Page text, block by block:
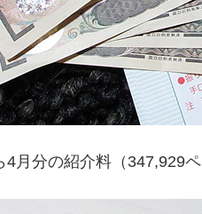
4月分の紹介料（347,929